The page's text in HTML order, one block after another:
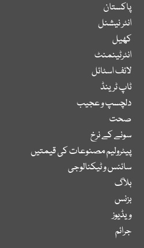
پاکستان
انٹر نیشنل
کھیل
انٹرٹینمنٹ
لائف اسٹائل
ٹاپ ٹرینڈ
دلچسپ و عجیب
صحت
سونے کے نرخ
پیٹرولیم مصنوعات کی قیمتیں
سائنس و ٹیکنالوجی
بلاگ
بزنس
ویڈیوز
جرائم